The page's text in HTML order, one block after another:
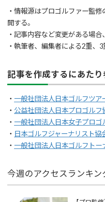
・情報源はプロゴルファー監
開する。
・記事内容など変更がある場合
・執筆者、編集者による2重、3
記事を作成するにあた
・ 一般社団法人日本ゴルフツア
・ 公益社団法人日本プロゴルフ
・ 一般社団法人日本女子プロゴ
・ 日本ゴルフジャーナリスト協
・ 一般社団法人日本ゴルフト
今週のアクセスランキン